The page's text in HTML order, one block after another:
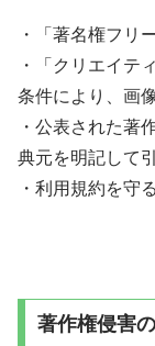
・「著名権フリ
・「クリエイテ
条件により、画
・公表された著
典元を明記して
・利用規約を守る
著作権侵害